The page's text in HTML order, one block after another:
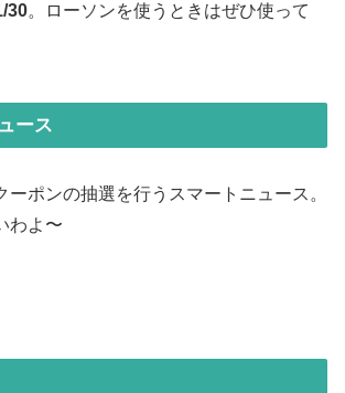
30。ローソンを使うときはぜひ使って
ース
ーポンの抽選を行うスマートニュース。
わよ〜